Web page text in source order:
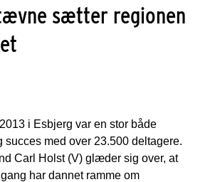
sætter regionen
i Esbjerg var en stor både
succes med over 23.500 deltagere.
Carl Holst (V) glæder sig over, at
har dannet ramme om